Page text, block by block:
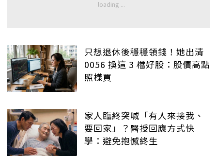
只想退休後穩穩領錢！她出清
0056 換這 3 檔好股：股價高點
照樣買
家人臨終突喊「有人來接我、
要回家」？醫授回應方式快
學：避免抱憾終生